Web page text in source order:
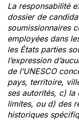
La responsabilité
dossier de
soumissionnaires
employées dans
les États parties
l’expression
de l’UNESCO
pays, territoire,
ses autorités, c) la
limites, ou d) des
historiques